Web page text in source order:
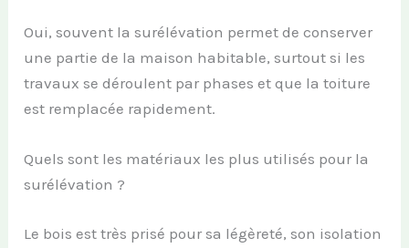
Oui, souvent la surélévation permet de conserver
une partie de la maison habitable, surtout si les
travaux se déroulent par phases et que la toiture
est remplacée rapidement.
Quels sont les matériaux les plus utilisés pour la
surélévation ?
Le bois est très prisé pour sa légèreté, son isolation